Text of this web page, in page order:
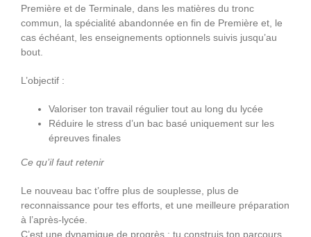
Première et de Terminale, dans les matières du tronc
commun, la spécialité abandonnée en fin de Première et, le
cas échéant, les enseignements optionnels suivis jusqu’au
bout.
L’objectif :
Valoriser ton travail régulier tout au long du lycée
Réduire le stress d’un bac basé uniquement sur les
épreuves finales
Ce qu’il faut retenir
Le nouveau bac t’offre plus de souplesse, plus de
reconnaissance pour tes efforts, et une meilleure préparation
à l’après-lycée.
C’est une dynamique de progrès : tu construis ton parcours,